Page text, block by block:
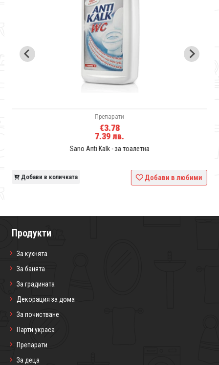
Препарати
€3.78
7.39 лв.
Sano Anti Kalk - за тоалетна
Добави в количката Добави в любими
Продукти
За кухнята
За банята
За градината
Декорация за дома
За почистване
Парти украса
Препарати
За деца